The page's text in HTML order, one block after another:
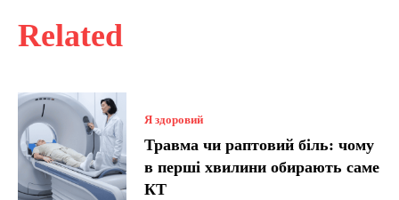
Related
Я здоровий
Травма чи раптовий біль: чому
в перші хвилини обирають саме
КТ